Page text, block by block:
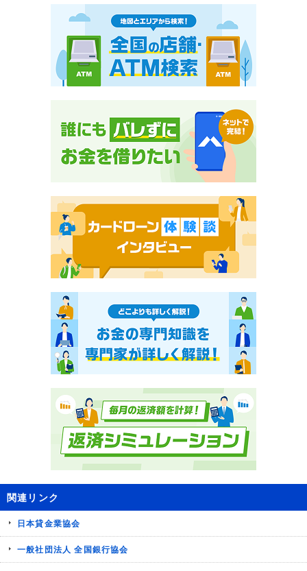
関連リンク
日本貸金業協会
一般社団法人 全国銀行協会